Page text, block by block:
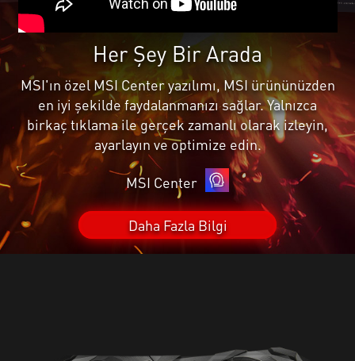
Her Şey Bir Arada
MSI'ın özel MSI Center yazılımı, MSI ürününüzden
en iyi şekilde faydalanmanızı sağlar. Yalnızca
birkaç tıklama ile gerçek zamanlı olarak izleyin,
ayarlayın ve optimize edin.
MSI Center
Daha Fazla Bilgi